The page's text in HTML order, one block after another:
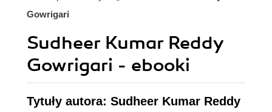
Gowrigari
Sudheer Kumar Reddy
Gowrigari - ebooki
Tytuły autora: Sudheer Kumar Reddy